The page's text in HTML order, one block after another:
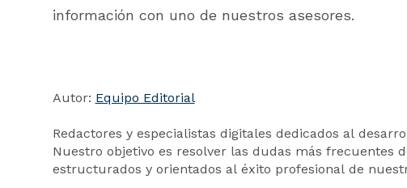
información con uno de nuestros asesores.
Autor: Equipo Editorial
Redactores y especialistas digitales dedicados al
Nuestro objetivo es resolver las dudas más
estructurados y orientados al éxito profesional de